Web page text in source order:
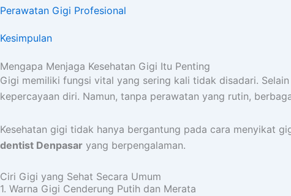
Perawatan Gigi Profesional
Kesimpulan
Mengapa Menjaga Kesehatan Gigi Itu Penting
Gigi memiliki fungsi vital yang sering kali tidak disadari.
kepercayaan diri. Namun, tanpa perawatan yang rutin,
Kesehatan gigi tidak hanya bergantung pada cara menyikat
dentist Denpasar yang berpengalaman.
Ciri Gigi yang Sehat Secara Umum
1. Warna Gigi Cenderung Putih dan Merata